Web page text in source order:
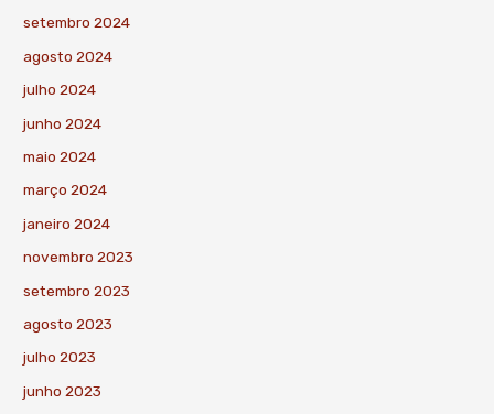
setembro 2024
agosto 2024
julho 2024
junho 2024
maio 2024
março 2024
janeiro 2024
novembro 2023
setembro 2023
agosto 2023
julho 2023
junho 2023